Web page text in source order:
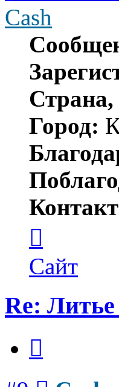
Cash
Город:
пользователя
Cash
Сайт
Re: